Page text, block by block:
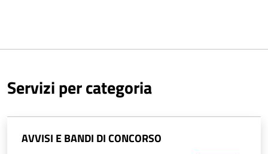
Servizi per categoria
AVVISI E BANDI DI CONCORSO